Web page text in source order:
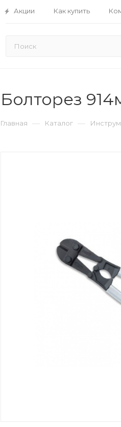
Акции Как купить
Болторез
Главная — Каталог —